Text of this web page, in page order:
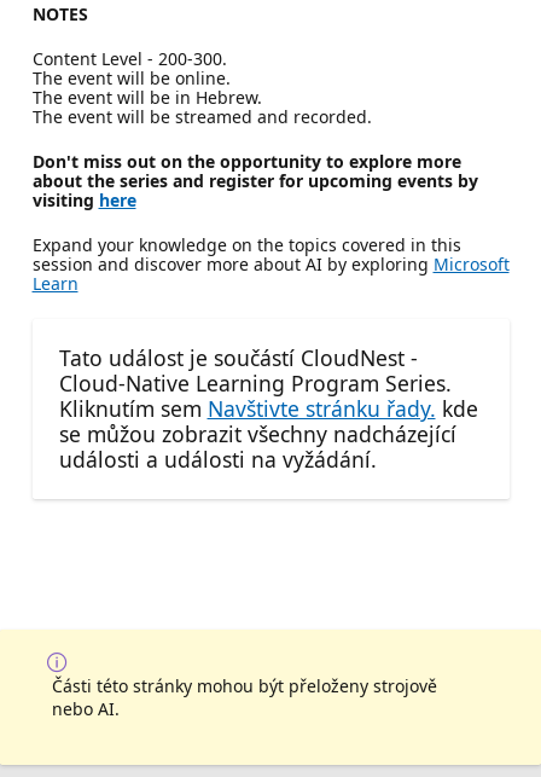
NOTES
Content Level - 200-300.
The event will be online.
The event will be in Hebrew.
The event will be streamed and recorded.
Don't miss out on the opportunity to explore more
about the series and register for upcoming events by
visiting here
Expand your knowledge on the topics covered in this
session and discover more about AI by exploring Microsoft
Learn
Tato událost je součástí CloudNest -
Cloud-Native Learning Program Series.
Kliknutím sem Navštivte stránku řady. kde
se můžou zobrazit všechny nadcházející
události a události na vyžádání.
Části této stránky mohou být přeloženy strojově
nebo AI.